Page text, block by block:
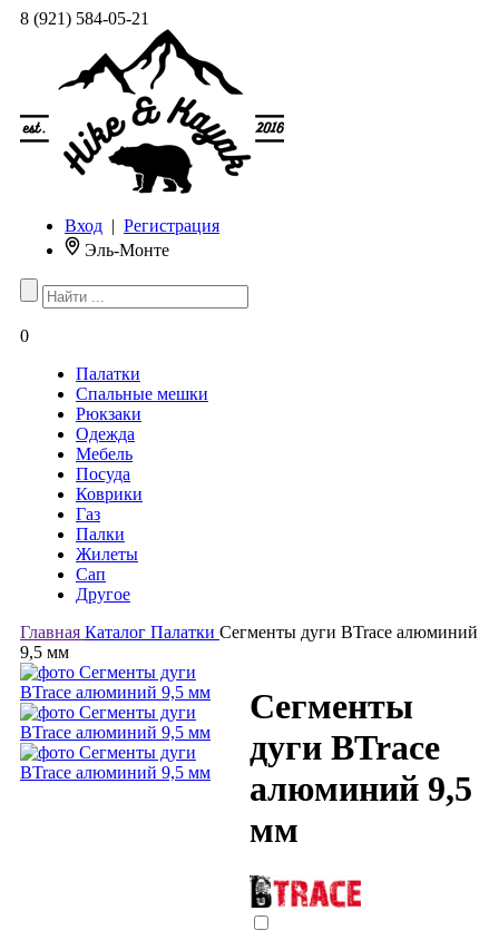
8 (921) 584-05-21
Вход | Регистрация
Эль-Монте
0
Палатки
Спальные мешки
Рюкзаки
Одежда
Мебель
Посуда
Коврики
Газ
Палки
Жилеты
Сап
Другое
Главная Каталог Палатки Сегменты дуги BTrace алюминий
9,5 мм
Сегменты
дуги BTrace
алюминий 9,5
мм